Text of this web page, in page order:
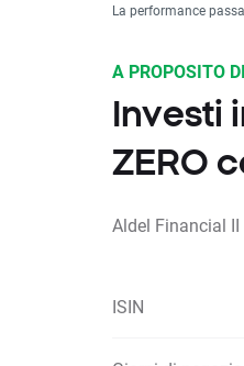
La performance
A PROPOSITO
Investi
ZERO
Aldel Financial II
ISIN